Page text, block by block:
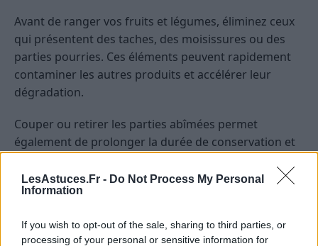
LesAstuces.Fr - Do Not Process My Personal
Information
If you wish to opt-out of the sale, sharing to third parties, or
processing of your personal or sensitive information for
Avant de ranger vos fruits et légumes, éliminez ceux
qui présentent des taches, des moisissures ou des
parties pourries. Ces éléments peuvent rapidement
contaminer les autres produits et accélérer leur
dégradation.
Couper ou retirer les parties abîmées permet
également de prolonger la durée de conservation et
Gérer la maturation et la
durée de conservation